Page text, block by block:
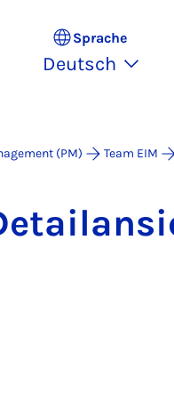
Sprache
Deutsch
(PM) Team EIM